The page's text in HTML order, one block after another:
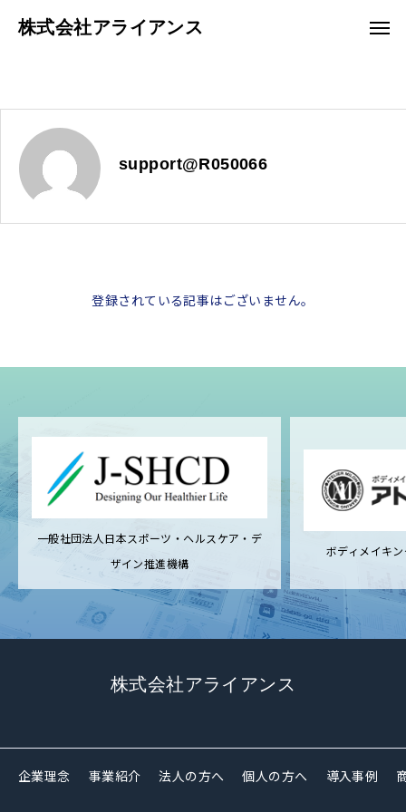
株式会社アライアンス
support@R050066
登録されている記事はございません。
一般社団法人日本スポーツ・ヘルスケア・デ
ザイン推進機構
ボディメイキ
株式会社アライアンス
企業理念 事業紹介 法人の方へ 個人の方へ 導入事例